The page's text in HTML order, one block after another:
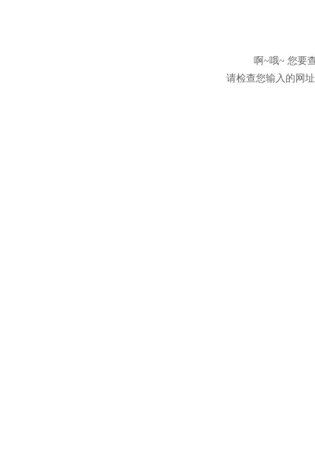
啊~哦~ 您要
请检查您输入的网